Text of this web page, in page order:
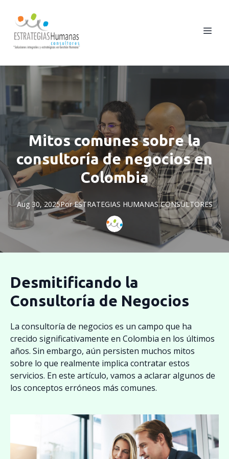
Mitos comunes sobre la
consultoría de negocios en
Colombia
Aug 30, 2025Por ESTRATEGIAS HUMANAS CONSULTORES
Desmitificando la
Consultoría de Negocios
La consultoría de negocios es un campo que ha
crecido significativamente en Colombia en los últimos
años. Sin embargo, aún persisten muchos mitos
sobre lo que realmente implica contratar estos
servicios. En este artículo, vamos a aclarar algunos de
los conceptos erróneos más comunes.